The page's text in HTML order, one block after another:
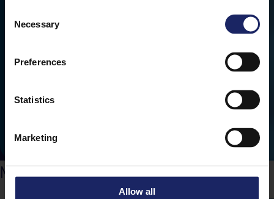
Selection
Necessary
Preferences
Statistics
Marketing
Allow all
Carico Immediato
MEDIA